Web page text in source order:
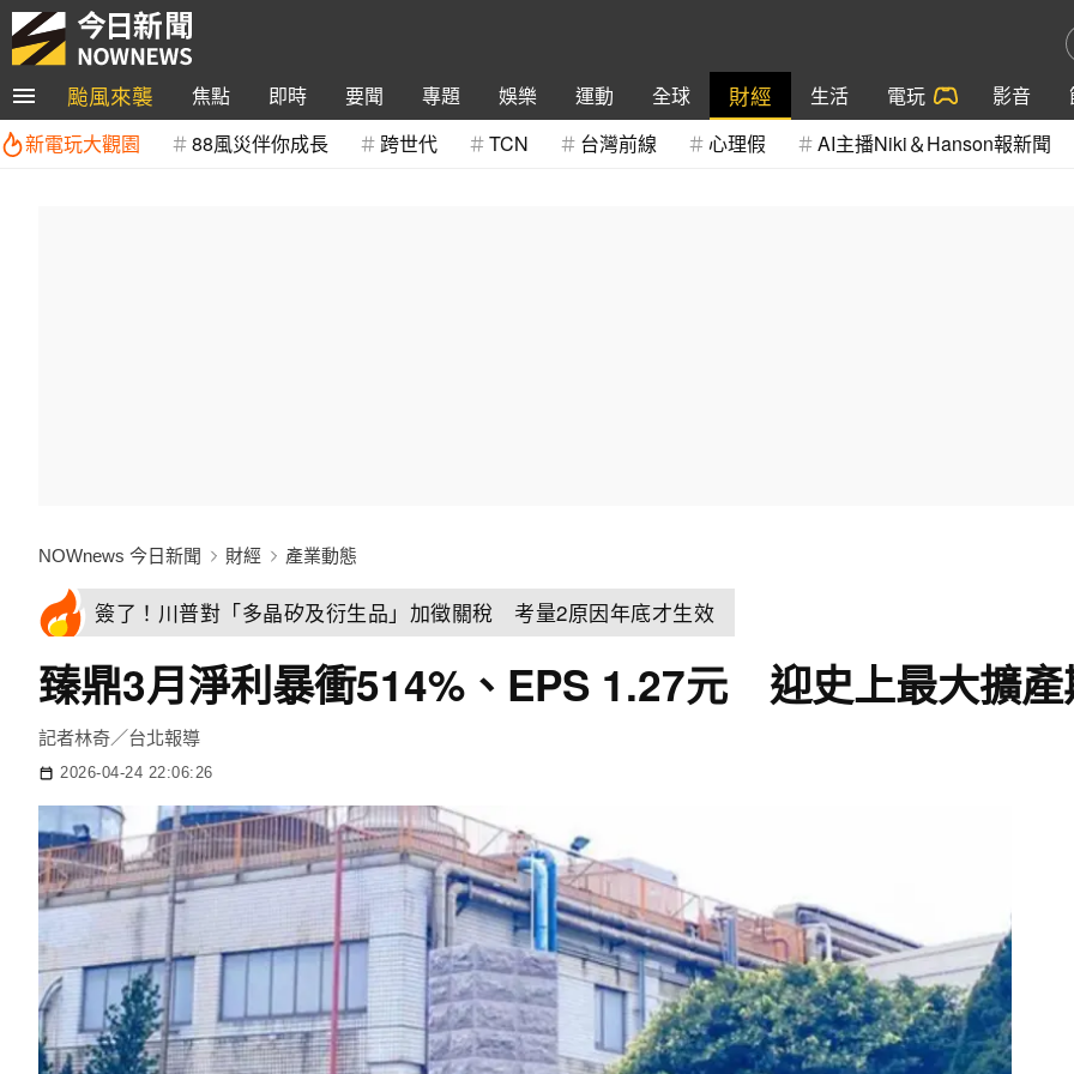
颱風來襲 焦點 即時 要聞 專題 娛樂 運動 全球 財經 生活 電玩 影音
新電玩大觀園
88風災伴你成長 跨世代 TCN 台灣前線 心理假 AI主播Niki＆Hanson報新聞
NOWnews 今日新聞 財經 產業動態
簽了！川普對「多晶矽及衍生品」加徵關稅 考量2原因年底才生效
臻鼎3月淨利暴衝514%、EPS 1.27元 迎史上最大擴產
記者林奇／台北報導
2026-04-24 22:06:26